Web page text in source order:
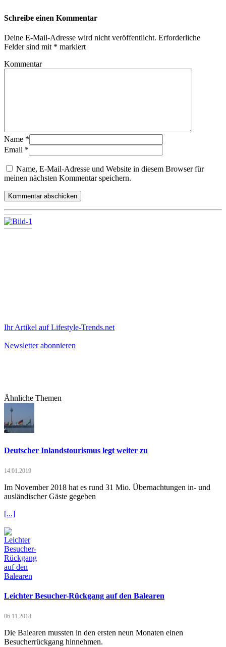
Schreibe einen Kommentar
Deine E-Mail-Adresse wird nicht veröffentlicht. Erforderliche
Felder sind mit * markiert
Kommentar
Name *
Email *
Name, E-Mail-Adresse und Website in diesem Browser für
meinen nächsten Kommentar speichern.
Ihr Artikel auf Lifestyle-Trends.net
Newsletter abonnieren
Ähnliche Themen
Deutscher Inlandstourismus legt weiter zu
14.01.2019
Im November 2018 hat es rund 31 Mio. Übernachtungen in- und
ausländischer Gäste gegeben
[...]
Leichter Besucher-Rückgang auf den Balearen
06.11.2018
Die Balearen mussten in den ersten neun Monaten einen
Besucherrückgang hinnehmen.